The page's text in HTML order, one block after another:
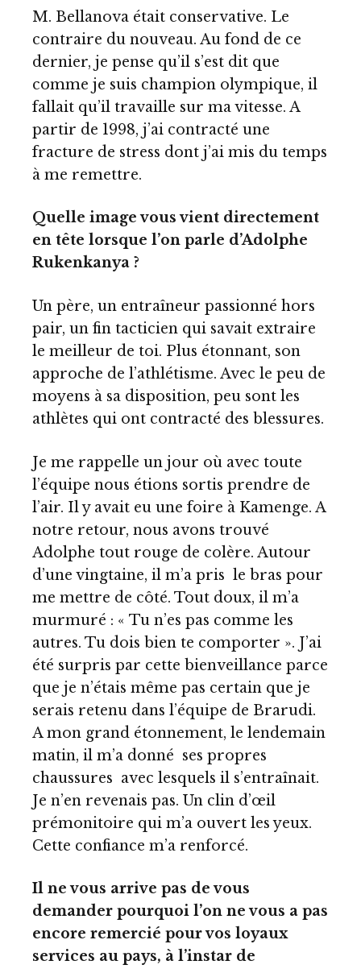
M. Bellanova était conservative. Le
contraire du nouveau. Au fond de ce
dernier, je pense qu’il s’est dit que
comme je suis champion olympique, il
fallait qu’il travaille sur ma vitesse. A
partir de 1998, j’ai contracté une
fracture de stress dont j’ai mis du temps
à me remettre.
Quelle image vous vient directement
en tête lorsque l’on parle d’Adolphe
Rukenkanya ?
Un père, un entraîneur passionné hors
pair, un fin tacticien qui savait extraire
le meilleur de toi. Plus étonnant, son
approche de l’athlétisme. Avec le peu de
moyens à sa disposition, peu sont les
athlètes qui ont contracté des blessures.
Je me rappelle un jour où avec toute
l’équipe nous étions sortis prendre de
l’air. Il y avait eu une foire à Kamenge. A
notre retour, nous avons trouvé
Adolphe tout rouge de colère. Autour
d’une vingtaine, il m’a pris le bras pour
me mettre de côté. Tout doux, il m’a
murmuré : « Tu n’es pas comme les
autres. Tu dois bien te comporter ». J’ai
été surpris par cette bienveillance parce
que je n’étais même pas certain que je
serais retenu dans l’équipe de Brarudi.
A mon grand étonnement, le lendemain
matin, il m’a donné ses propres
chaussures avec lesquels il s’entraînait.
Je n’en revenais pas. Un clin d’œil
prémonitoire qui m’a ouvert les yeux.
Cette confiance m’a renforcé.
Il ne vous arrive pas de vous
demander pourquoi l’on ne vous a pas
encore remercié pour vos loyaux
services au pays, à l’instar de